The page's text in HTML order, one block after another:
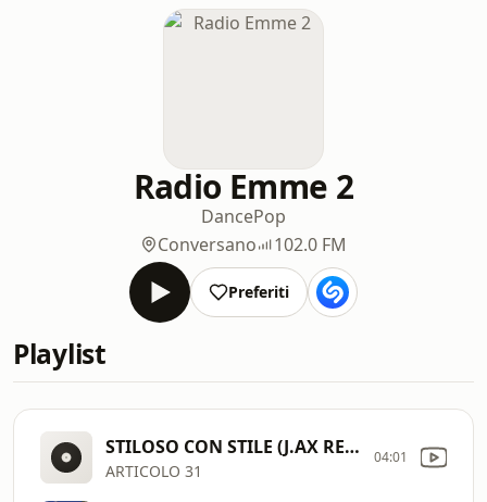
Radio Emme 2
DancePop
Conversano
102.0 FM
Preferiti
Playlist
STILOSO CON STILE (J.AX REMIX)
ARTICOLO 31
04:01